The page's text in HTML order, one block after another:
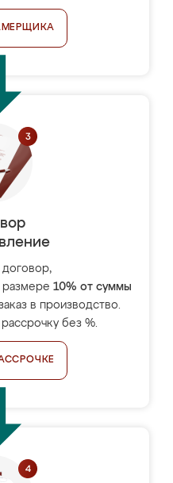
размере 10% от суммы
в производство.
без %.